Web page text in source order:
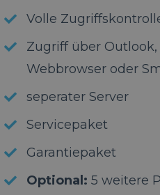
Volle
Zugriff über Outlook,
Webbrowser oder
seperater Server
Servicepaket
Garantiepaket
Optional: 5 weitere